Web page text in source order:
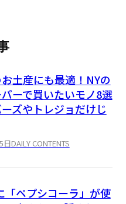
土産にも最適！NYの
ーで買いたいモノ8選
ズやトレジョだけじ
日DAILY CONTENTS
「ペプシコーラ」が使